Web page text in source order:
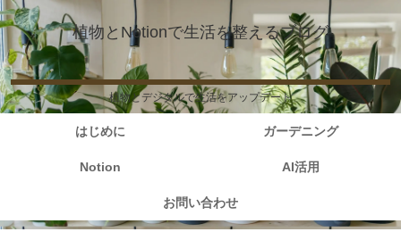
植物とNotionで生活を整えるブログ
植物とデジタルで生活をアップデート
はじめに ガーデニング
Notion AI活用
お問い合わせ